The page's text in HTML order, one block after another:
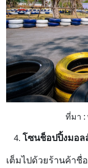
ที่มา :
โซนช็อปปิ้งมอล
เต็มไปด้วยร้านค้า